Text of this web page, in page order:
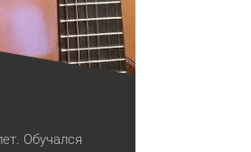
Обучался